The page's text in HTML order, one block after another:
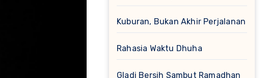
Kuburan, Bukan Akhir Perjalanan
Rahasia Waktu Dhuha
Gladi Bersih Sambut Ramadhan